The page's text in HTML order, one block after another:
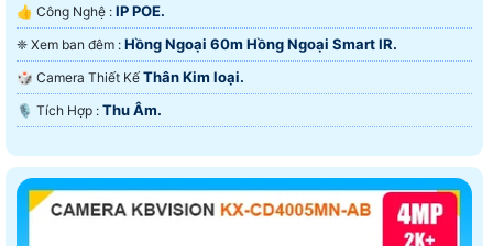
👍 Công Nghệ : IP POE.
❈ Xem ban đêm : Hồng Ngoại 60m Hồng Ngoại Smart IR.
🎲 Camera Thiết Kế Thân Kim loại.
️🎙 Tích Hợp : Thu Âm.